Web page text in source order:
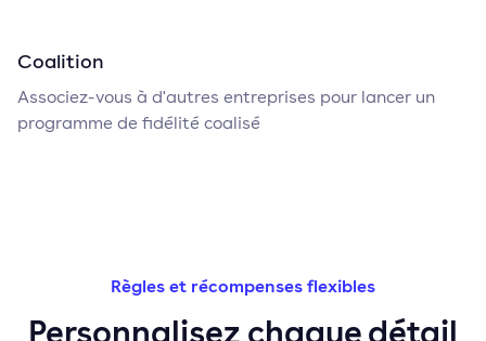
Coalition
Associez-vous à d'autres entreprises pour lancer un
programme de fidélité coalisé
Règles et récompenses flexibles